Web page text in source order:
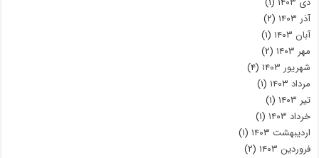
آذر ۱۴۰۳
(۲)
آبان ۱۴۰۳
(۱)
مهر ۱۴۰۳
(۲)
شهریور ۱۴۰۳
(۴)
مرداد ۱۴۰۳
(۱)
تیر ۱۴۰۳
(۱)
خرداد ۱۴۰۳
(۱)
اردیبهشت ۱۴۰۳
(۱)
فروردین ۱۴۰۳
(۲)